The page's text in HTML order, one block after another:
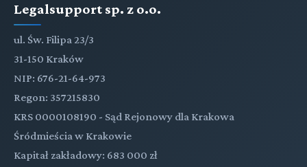
Legalsupport sp. z o.o.
ul. Św. Filipa 23/3
31-150 Kraków
NIP: 676-21-64-973
Regon: 357215830
KRS 0000108190 - Sąd Rejonowy dla Krakowa
Śródmieścia w Krakowie
Kapitał zakładowy: 683 000 zł